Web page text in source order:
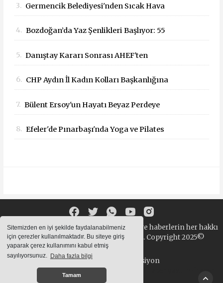
Sitemizden en iyi şekilde faydalanabilmeniz
için çerezler kullanılmaktadır. Bu siteye giriş
yaparak çerez kullanımını kabul etmiş
sayılıyorsunuz. Daha fazla bilgi
Tamam
3. Germencik Belediyesi'nden Sıcak Hava
4. Bozdoğan’da Yaz Şenlikleri Başlıyor: 55
5. Danıştay Kararı Sonrası AHEF'ten
Çağrısı
6. CHP Aydın İl Kadın Kolları Başkanlığına
7. Bülent Ersoy'un Hayatı Beyaz Perdeye
8. Efeler'de Pınarbaşı'nda Yoga ve Pilates
Sitemizde bulunan yazı , video, fotoğraf ve haberlerin her hakkı
saklıdır. izinsiz içerikler kullanılamaz. Copyright 2025©
Haber Yazılımı:
Web Aksiyon
haber yazılımı
haber scripti
script